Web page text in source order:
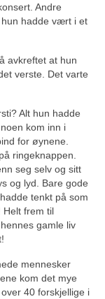
Andre
hun hadde vært i et
avkreftet at hun
verste. Det varte
Alt hun hadde
kom inn i
for øynene.
ringeknappen.
seg selv og sitt
og lyd. Bare gode
tenkt på som
frem til
gamle liv
mennesker
kom det mye
40 forskjellige i